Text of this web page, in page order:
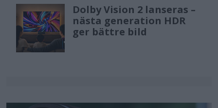
Dolby Vision 2 lanseras –
nästa generation HDR
ger bättre bild